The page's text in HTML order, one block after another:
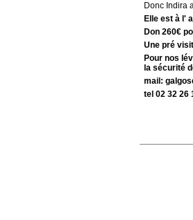
Donc Indira
Elle est à l'
Don 260€
Une pré
Pour nos
la sécurité
mail:
tel 02 32 26